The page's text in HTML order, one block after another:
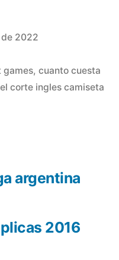
2022
games, cuanto cuesta
el corte ingles camiseta
2016
argentina